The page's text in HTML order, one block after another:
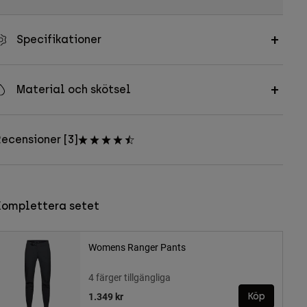
Specifikationer
Material och skötsel
[3]
setet
Womens Ranger Pants
4 färger tillgängliga
1.349 kr
Köp